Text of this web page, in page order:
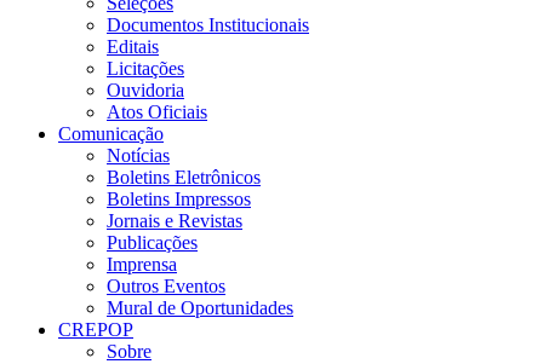
Documentos Institucionais
Editais
Licitações
Ouvidoria
Atos Oficiais
Comunicação
Notícias
Boletins Eletrônicos
Boletins Impressos
Jornais e Revistas
Publicações
Imprensa
Outros Eventos
Mural de Oportunidades
CREPOP
Sobre